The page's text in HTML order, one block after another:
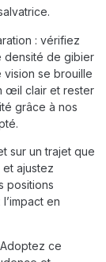
: vérifiez
densité de gibier
se brouille
œil clair et rester
grâce à nos
sur un trajet que
ajustez
positions
en
ce